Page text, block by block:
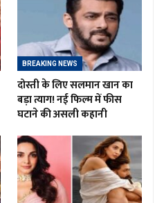
BREAKING NEWS
दोस्ती के लिए सलमान खान का
बड़ा त्याग! नई फिल्म में फीस
घटाने की असली कहानी